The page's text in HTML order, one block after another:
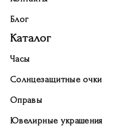
Блог
Каталог
Часы
Солнцезащитные очки
Оправы
Ювелирные украшения